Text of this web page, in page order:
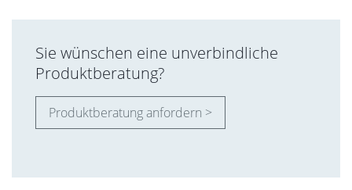
Sie wünschen eine unverbindliche
Produktberatung?
Produktberatung anfordern >